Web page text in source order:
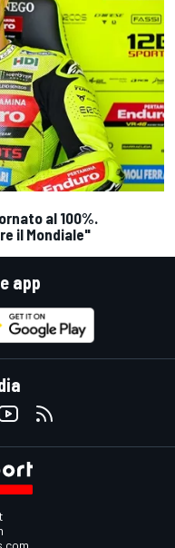
al 100%.
il Mondiale"
app